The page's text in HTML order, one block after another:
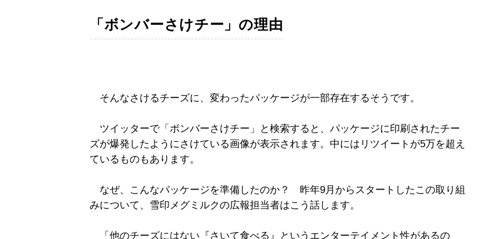
「ボンバーさけチー」の理由
そんなさけるチーズに、変わったパッケージが一部存在するそうです。
ツイッターで「ボンバーさけチー」と検索すると、パッケージに印刷されたチー
ズが爆発したようにさけている画像が表示されます。中にはリツイートが5万を超え
ているものもあります。
なぜ、こんなパッケージを準備したのか？ 昨年9月からスタートしたこの取り組
みについて、雪印メグミルクの広報担当者はこう話します。
「他のチーズにはない『さいて食べる』というエンターテイメント性があるの